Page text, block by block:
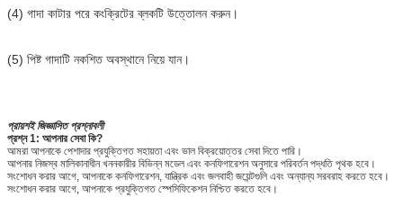
(4) গাদা কাটার পরে কংক্রিটের ব্লকটি উত্তোলন করুন।
(5) পিষ্ট গাদাটি নকশিত অবস্থানে নিয়ে যান।
প্রায়শই জিজ্ঞাসিত প্রশ্নাবলী
প্রশ্ন 1: আপনার সেবা কি?
আমরা আপনাকে পেশাদার প্রযুক্তিগত সহায়তা এবং ভাল বিক্রয়োত্তর সেবা দিতে পারি।
আপনার নিজস্ব মালিকানাধীন খননকারীর বিভিন্ন মডেল এবং কনফিগারেশন অনুসারে পরিবর্তন পদ্ধতি পৃথক হবে।
সংশোধন করার আগে, আপনাকে কনফিগারেশন, যান্ত্রিক এবং জলবাহী জয়েন্টগুলি এবং অন্যান্য সরবরাহ করতে হবে।
সংশোধন করার আগে, আপনাকে প্রযুক্তিগত স্পেসিফিকেশন নিশ্চিত করতে হবে।